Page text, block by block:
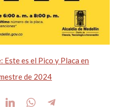
Este es el Pico y Placa en
de 2024